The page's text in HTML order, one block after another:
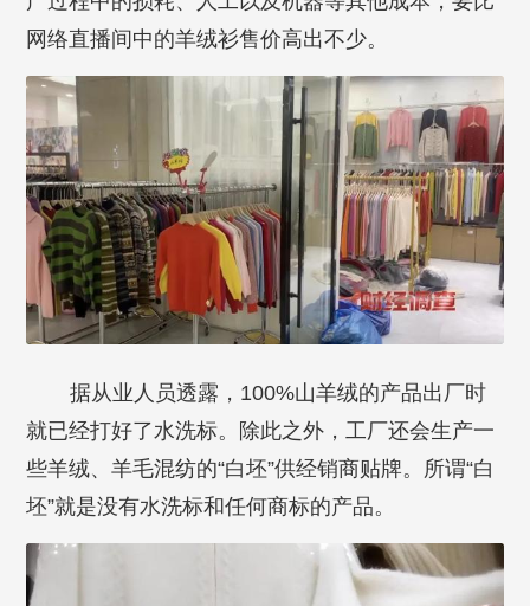
网络直播间中的羊绒衫售价高出不少。
据从业人员透露，100%山羊绒的产品出厂时
就已经打好了水洗标。除此之外，工厂还会生产一
些羊绒、羊毛混纺的“白坯”供经销商贴牌。所谓“白
坯”就是没有水洗标和任何商标的产品。